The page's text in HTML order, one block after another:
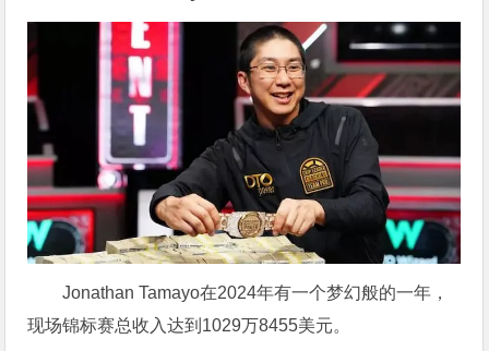
Jonathan Tamayo在2024年有一个梦幻般的一年，
现场锦标赛总收入达到1029万8455美元。